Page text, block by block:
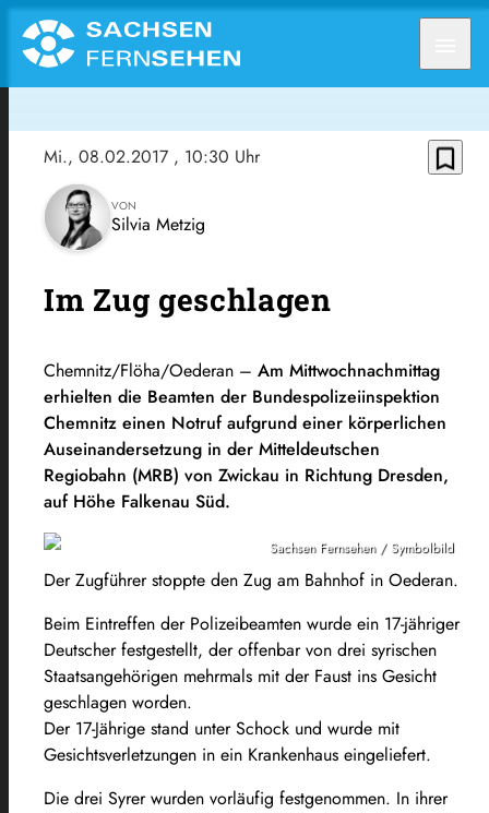
Mi., 08.02.2017 , 10:30 Uhr bookmark_border
VON
Silvia Metzig
Im Zug geschlagen
Chemnitz/Flöha/Oederan – Am Mittwochnachmittag
erhielten die Beamten der Bundespolizeiinspektion
Chemnitz einen Notruf aufgrund einer körperlichen
Auseinandersetzung in der Mitteldeutschen
Regiobahn (MRB) von Zwickau in Richtung Dresden,
auf Höhe Falkenau Süd.
Sachsen Fernsehen / Symbolbild
Der Zugführer stoppte den Zug am Bahnhof in Oederan.
Beim Eintreffen der Polizeibeamten wurde ein 17-jähriger
Deutscher festgestellt, der offenbar von drei syrischen
Staatsangehörigen mehrmals mit der Faust ins Gesicht
geschlagen worden.
Der 17-Jährige stand unter Schock und wurde mit
Gesichtsverletzungen in ein Krankenhaus eingeliefert.
Die drei Syrer wurden vorläufig festgenommen. In ihrer